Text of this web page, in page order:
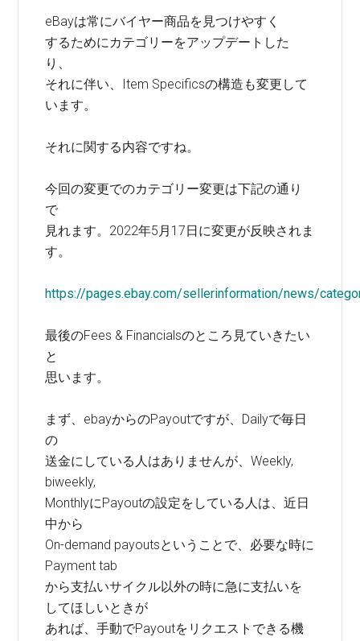
eBayは常にバイヤー商品を見つけやすく
するためにカテゴリーをアップデートした
り、
それに伴い、Item Specificsの構造も変更して
います。
それに関する内容ですね。
今回の変更でのカテゴリー変更は下記の通り
で
見れます。2022年5月17日に変更が反映されま
す。
https://pages.ebay.com/sellerinformation/news/
最後のFees & Financialsのところ見ていきたい
と
思います。
まず、ebayからのPayoutですが、Dailyで毎日
の
送金にしている人はありませんが、Weekly,
biweekly,
MonthlyにPayoutの設定をしている人は、近日
中から
On-demand payoutsということで、必要な時に
Payment tab
から支払いサイクル以外の時に急に支払いを
してほしいときが
あれば、手動でPayoutをリクエストできる機